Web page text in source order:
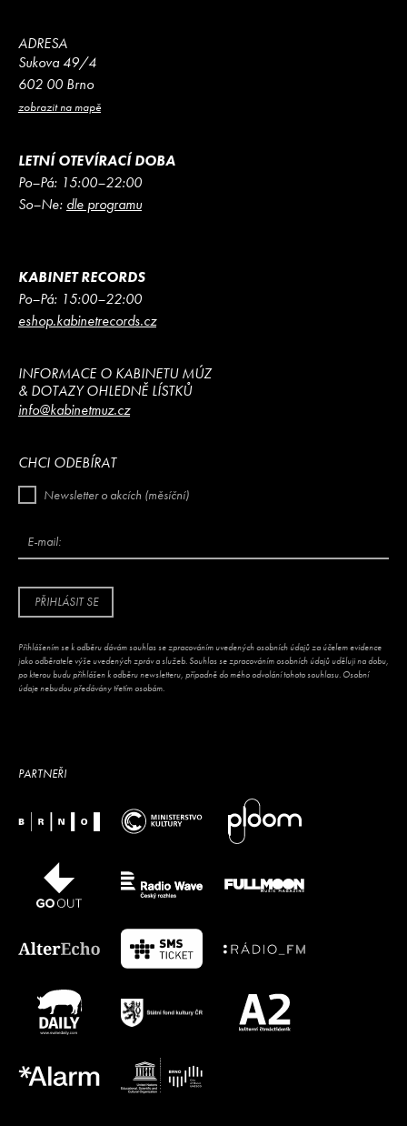
ADRESA
Sukova 49/4
602 00 Brno
zobrazit na mapě
LETNÍ OTEVÍRACÍ DOBA
Po–Pá: 15:00–22:00
So–Ne: dle programu
KABINET RECORDS
Po–Pá: 15:00–22:00
eshop.kabinetrecords.cz
INFORMACE O KABINETU MÚZ
& DOTAZY OHLEDNĚ LÍSTKŮ
info@kabinetmuz.cz
CHCI ODEBÍRAT
Newsletter o akcích (měsíční)
E-mail:
PŘIHLÁSIT SE
Přihlášením se k odběru dávám souhlas se zpracováním uvedených osobních údajů za účelem evidence
jako odběratele výše uvedených zpráv a služeb. Souhlas se zpracováním osobních údajů uděluji na dobu,
po kterou budu přihlášen k odběru newsletteru, případně do mého odvolání tohoto souhlasu. Osobní
údaje nebudou předávány třetím osobám.
PARTNEŘI